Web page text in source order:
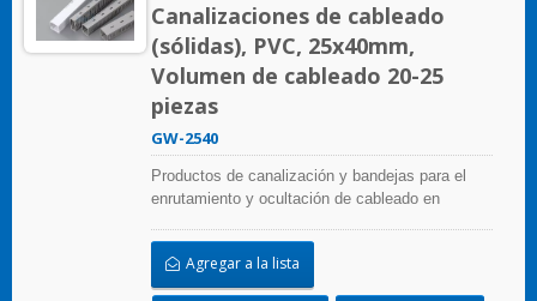
Canalizaciones de cableado
(sólidas), PVC, 25x40mm,
Volumen de cableado 20-25
piezas
GW-2540
Productos de canalización y bandejas para el
enrutamiento y ocultación de cableado en
numerosas configuraciones, materiales, tamaños
y colores para adaptarse a cualquier aplicación.
Seleccione entre una amplia gama de accesorios
Agregar a la lista